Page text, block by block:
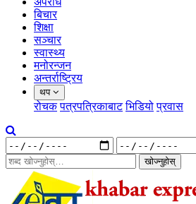
बिचार
शिक्षा
सञ्चार
स्वास्थ्य
मनोरन्जन
अन्तर्राष्ट्रिय
थप
रोचक पत्रपत्रिकाबाट भिडियो प्रवास
खोज्नुहोस्